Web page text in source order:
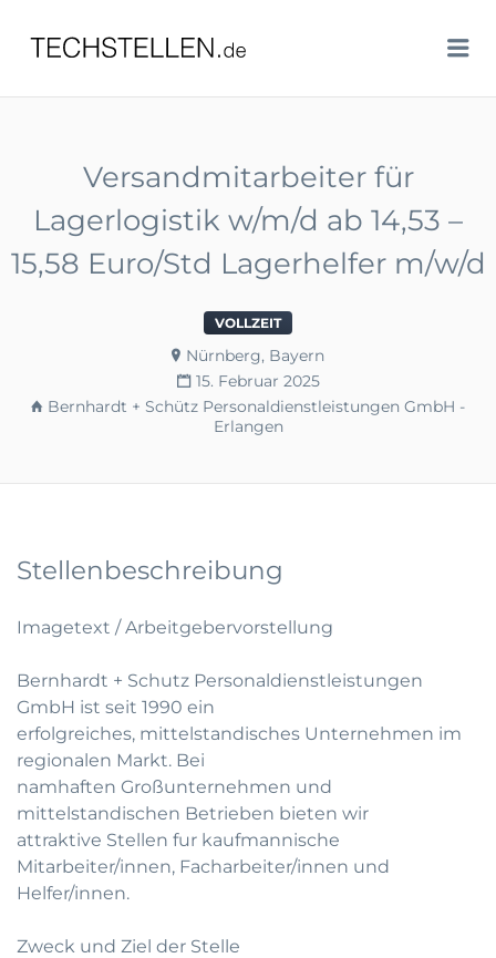
TECHSTELLEN.DE
Versandmitarbeiter für
Lagerlogistik w/m/d ab 14,53 –
15,58 Euro/Std Lagerhelfer m/w/d
VOLLZEIT
Nürnberg, Bayern
15. Februar 2025
Bernhardt + Schütz Personaldienstleistungen GmbH -
Erlangen
Stellenbeschreibung
Imagetext / Arbeitgebervorstellung
Bernhardt + Schutz Personaldienstleistungen
GmbH ist seit 1990 ein
erfolgreiches, mittelstandisches Unternehmen im
regionalen Markt. Bei
namhaften Großunternehmen und
mittelstandischen Betrieben bieten wir
attraktive Stellen fur kaufmannische
Mitarbeiter/innen, Facharbeiter/innen und
Helfer/innen.
Zweck und Ziel der Stelle